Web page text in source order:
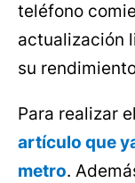
teléfono
actualización
su
Para realizar el
artículo que
metro.